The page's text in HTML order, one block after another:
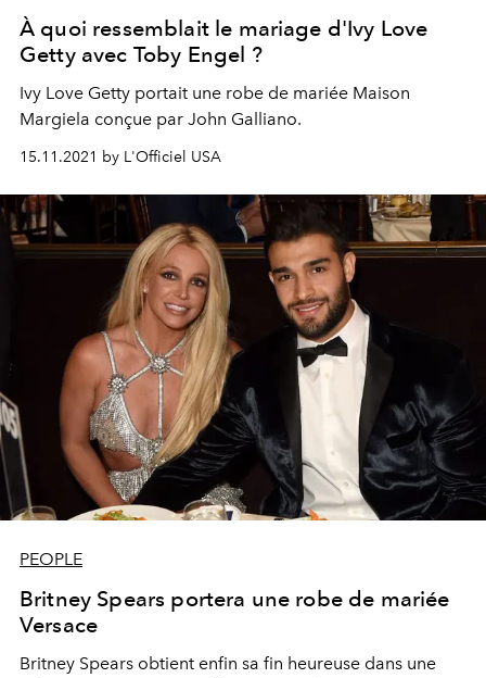
À quoi ressemblait le mariage d'Ivy Love
Getty avec Toby Engel ?
Ivy Love Getty portait une robe de mariée Maison
Margiela conçue par John Galliano.
15.11.2021 by L'Officiel USA
PEOPLE
Britney Spears portera une robe de mariée
Versace
Britney Spears obtient enfin sa fin heureuse dans une